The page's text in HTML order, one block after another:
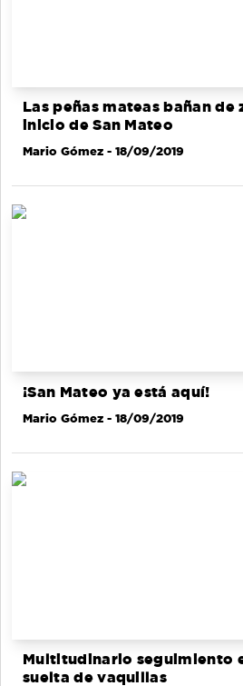
Las peñas mateas bañan de
inicio de San Mateo
Mario Gómez - 18/09/2019
¡San Mateo ya está aquí!
Mario Gómez - 18/09/2019
Multitudinario seguimiento
suelta de vaquillas